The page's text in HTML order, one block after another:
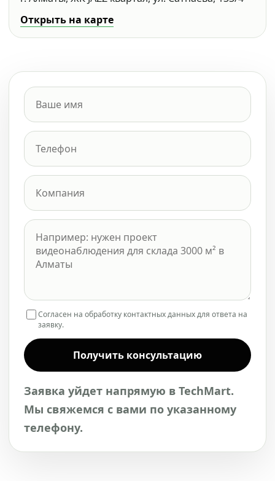
Открыть на карте
Согласен на обработку контактных данных для ответа на
заявку.
Получить консультацию
Заявка уйдет напрямую в TechMart.
Мы свяжемся с вами по указанному
телефону.